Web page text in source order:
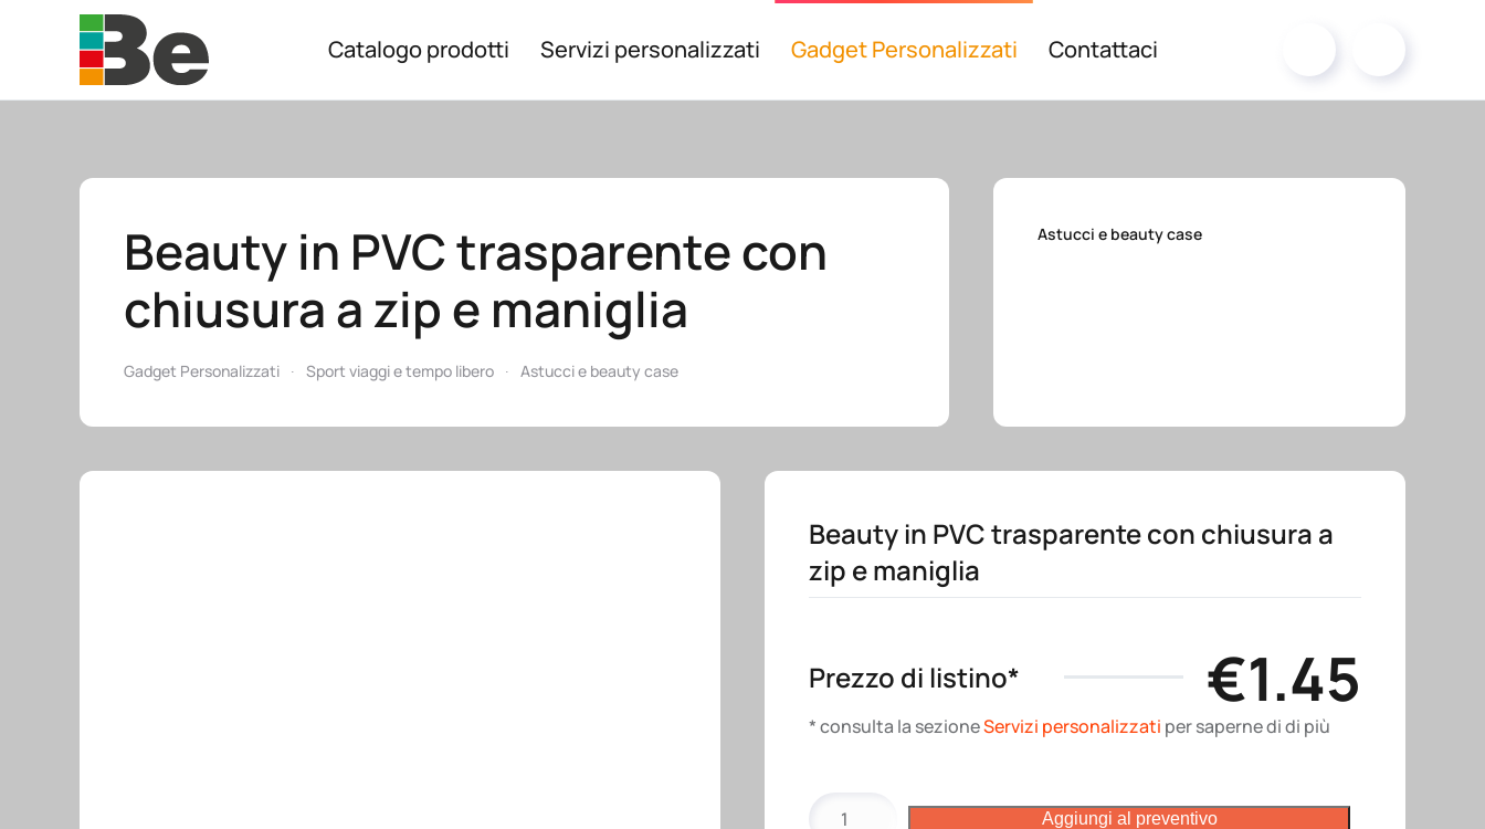
Skip to main content Catalogo prodotti Servizi personalizzati Gadget Personalizzati Contattaci
Beauty in PVC trasparente con
chiusura a zip e maniglia
Gadget Personalizzati Sport viaggi e tempo libero Astucci e beauty case
Astucci e beauty case
Beauty in PVC trasparente con chiusura a
zip e maniglia
Prezzo di listino* €1.45
* consulta la sezioneServizi personalizzati per saperne di di più
Aggiungi al preventivo